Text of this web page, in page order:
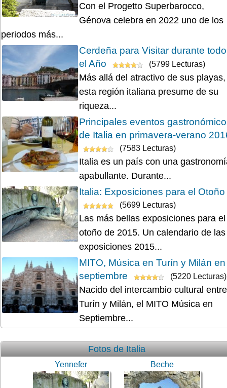
Con el Progetto Superbarocco,
Génova celebra en 2022 uno de los
periodos más...
Cerdeña para Visitar durante todo
el Año
(5799 Lecturas)
Más allá del atractivo de sus playas,
esta región italiana presume de su
riqueza...
Principales eventos
de Italia en primavera-verano
(7583 Lecturas)
Italia es un país con una
apabullante. Durante...
Italia: Exposiciones para el Otoño
(5699 Lecturas)
Las más bellas exposiciones para el
otoño de 2015. Un calendario de las
exposiciones 2015...
MITO, Música en Turín y Milán en
septiembre
(5220 Lecturas)
Nacido del intercambio cultural entre
Turín y Milán, el MITO Música en
Septiembre...
Fotos de Italia
Yennefer Beche